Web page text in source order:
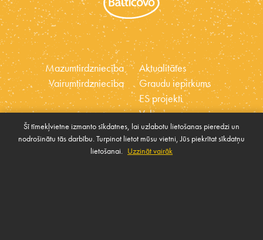
Mazumtirdzniecība
Vairumtirdzniecība
Sīkdatnes
Aktualitātes
Graudu iepirkums
ES projekti
Vakances
Ētikas kodekss
Sabiedrības atbalsta
Šī tīmekļvietne izmanto sīkdatnes, lai uzlabotu lietošanas pieredzi un
nodrošinātu tās darbību. Turpinot lietot mūsu vietni, Jūs piekrītat sīkdatņu
lietošanai. Uzzināt vairāk